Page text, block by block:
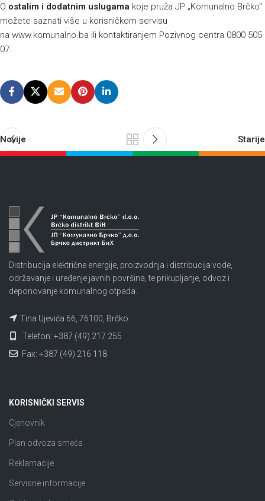
O ostalim i dodatnim uslugama koje pruža JP „Komunalno Brčko“
možete saznati više u korisničkom servisu
na www.komunalno.ba ili kontaktiranjem Pozivnog centra 0800 505
07.
Novije Starije
Distribucija električne energije, proizvodnja i distribucija vode,
održavanje i uređenje javnih površina, te prikupljanje, odvoz i
deponovanje komunalnog otpada.
Tina Ujevića 66, 76100, Brčko
Telefon: +387 (49) 217 255
Fax: +387 (49) 216 118
KORISNIČKI SERVIS
Cjenovnik
Plan odvoza smeća
Reklamacije
Servisne informacije